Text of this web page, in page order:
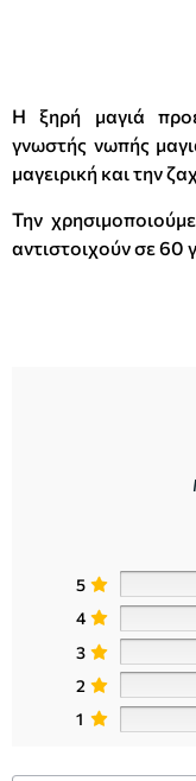
Η ξηρή μαγιά
γνωστής νωπής
μαγειρική και την
Την
αντιστοιχούν σε 60
5
4
3
2
1